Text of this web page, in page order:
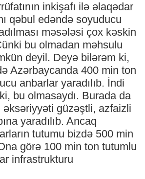
inkişafı ilə əlaqədar
qəbul edəndə soyuducu
məsələsi çox kəskin
bu olmadan məhsulu
deyil. Deyə bilərəm ki,
Azərbaycanda 400 min ton
anbarlar yaradılıb. İndi
bu olmasaydı. Burada da
əksəriyyəti güzəştli, azfaizli
yaradılıb. Ancaq
tutumu bizdə 500 min
görə 100 min ton tutumlu
infrastrukturu